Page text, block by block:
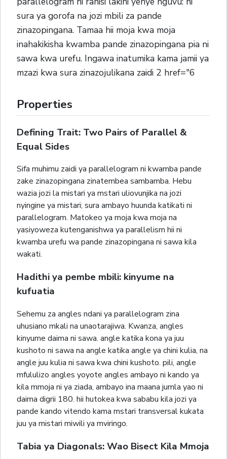
sura ya gorofa na jozi mbili za pande
zinazopingana. Tamaa hii moja kwa moja
inahakikisha kwamba pande zinazopingana pia ni
sawa kwa urefu. Ingawa inatumika kama jamii ya
mzazi kwa sura zinazojulikana zaidi 2 href="6
Properties
Defining Trait: Two Pairs of Parallel &
Equal Sides
Sifa muhimu zaidi ya parallelogram ni kwamba pande
zake zinazopingana zinatembea sambamba. Hebu
wazia jozi la mistari ya mstari uliovunjika na jozi
nyingine ya mistari; sura ambayo huunda katikati ni
parallelogram. Matokeo ya moja kwa moja na
yasiyoweza kutenganishwa ya parallelism hii ni
kwamba urefu wa pande zinazopingana ni sawa kila
wakati.
Hadithi ya pembe mbili: kinyume na
kufuatia
Sehemu za angles ndani ya parallelogram zina
uhusiano mkali na unaotarajiwa. Kwanza, angles
kinyume daima ni sawa. angle katika kona ya juu
kushoto ni sawa na angle katika angle ya chini kulia, na
angle juu kulia ni sawa kwa chini kushoto. pili, angle
mfululizo angles yoyote angles ambayo ni kando ya
kila mmoja ni ya ziada, ambayo ina maana jumla yao ni
daima digrii 180. hii hutokea kwa sababu kila jozi ya
pande kando vitendo kama mstari transversal kukata
juu ya mistari miwili ya mviringo.
Tabia ya Diagonals: Wao Bisect Kila Mmoja